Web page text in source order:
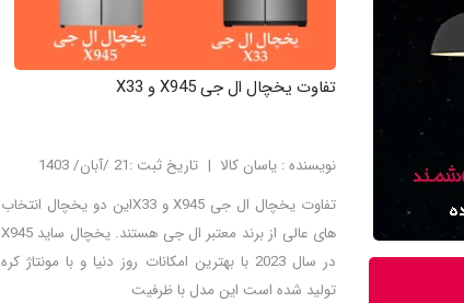
تفاوت یخچال ال جی X945 و X33
نویسنده : یاسان کالا
تاریخ ثبت :21 /آبان/ 1403
تفاوت یخچال ال جی X945 و X33این دو یخچال انتخاب
های عالی از برند معتبر ال جی هستند. یخچال ساید X945
در سال 2023 با بهترین امکانات روز دنیا و با مونتاژ کره
تولید شده است این مدل با ظرفیت